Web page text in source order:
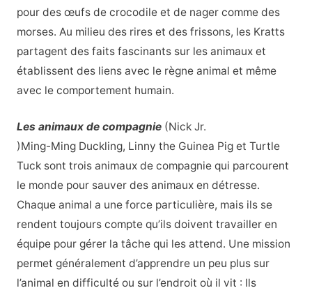
pour des œufs de crocodile et de nager comme des
morses. Au milieu des rires et des frissons, les Kratts
partagent des faits fascinants sur les animaux et
établissent des liens avec le règne animal et même
avec le comportement humain.
Les animaux de compagnie(Nick Jr.
)Ming-Ming Duckling, Linny the Guinea Pig et Turtle
Tuck sont trois animaux de compagnie qui parcourent
le monde pour sauver des animaux en détresse.
Chaque animal a une force particulière, mais ils se
rendent toujours compte qu’ils doivent travailler en
équipe pour gérer la tâche qui les attend. Une mission
permet généralement d’apprendre un peu plus sur
l’animal en difficulté ou sur l’endroit où il vit : Ils